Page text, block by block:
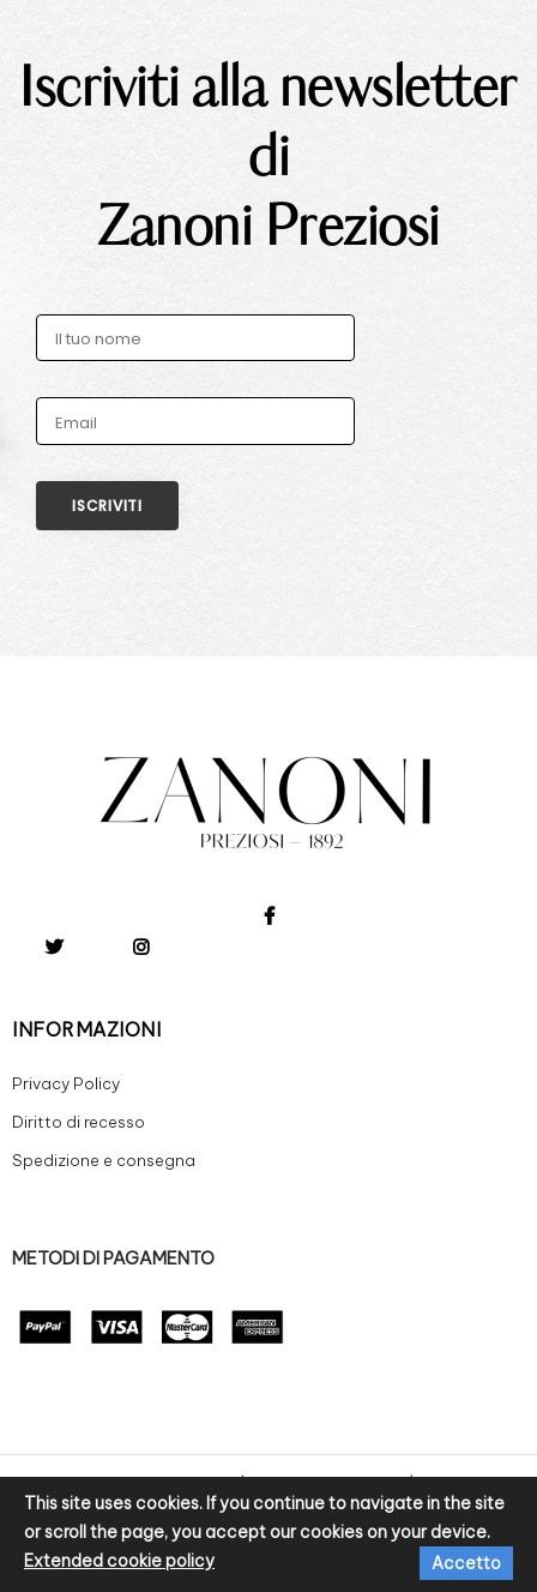
Iscriviti alla newsletter
di
Zanoni Preziosi
INFORMAZIONI
Privacy Policy
Diritto di recesso
Spedizione e consegna
METODI DI PAGAMENTO
© 2020 Zanoni Preziosi S.r.l | P.IVA: IT02100250220 | Sviluppo e-
commerce by bitpurple
HomeChi siamo Contatti
This site uses cookies. If you continue to navigate in the site
or scroll the page, you accept our cookies on your device.
Extended cookie policy
Accetto